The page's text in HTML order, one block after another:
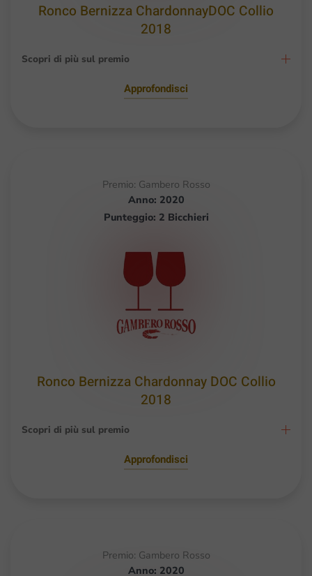
Ronco Bernizza ChardonnayDOC Collio
2018
Scopri di più sul premio
Approfondisci
Premio: Gambero Rosso
Anno: 2020
Punteggio: 2 Bicchieri
Ronco Bernizza Chardonnay DOC Collio
2018
Scopri di più sul premio
Approfondisci
Premio: Gambero Rosso
Anno: 2020